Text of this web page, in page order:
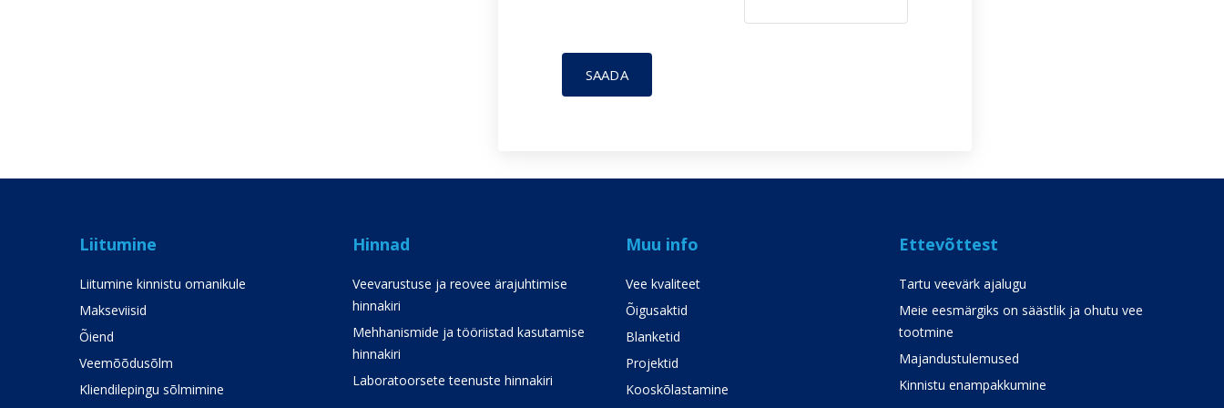
SAADA
Liitumine
Liitumine kinnistu omanikule
Makseviisid
Õiend
Veemõõdusõlm
Kliendilepingu sõlmimine
Hinnad
Veevarustuse ja reovee ärajuhtimise
hinnakiri
Mehhanismide ja tööriistad kasutamise
hinnakiri
Laboratoorsete teenuste hinnakiri
Muu info
Vee kvaliteet
Õigusaktid
Blanketid
Projektid
Kooskõlastamine
Ettevõttest
Tartu veevärk ajalugu
Meie eesmärgiks on säästlik ja ohutu vee
tootmine
Majandustulemused
Kinnistu enampakkumine